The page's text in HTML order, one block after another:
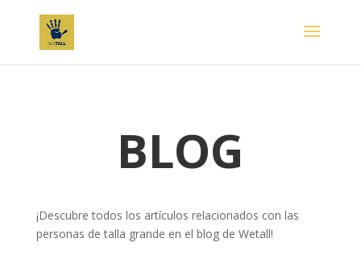
BLOG
¡Descubre todos los artículos relacionados con las
personas de talla grande en el blog de Wetall!